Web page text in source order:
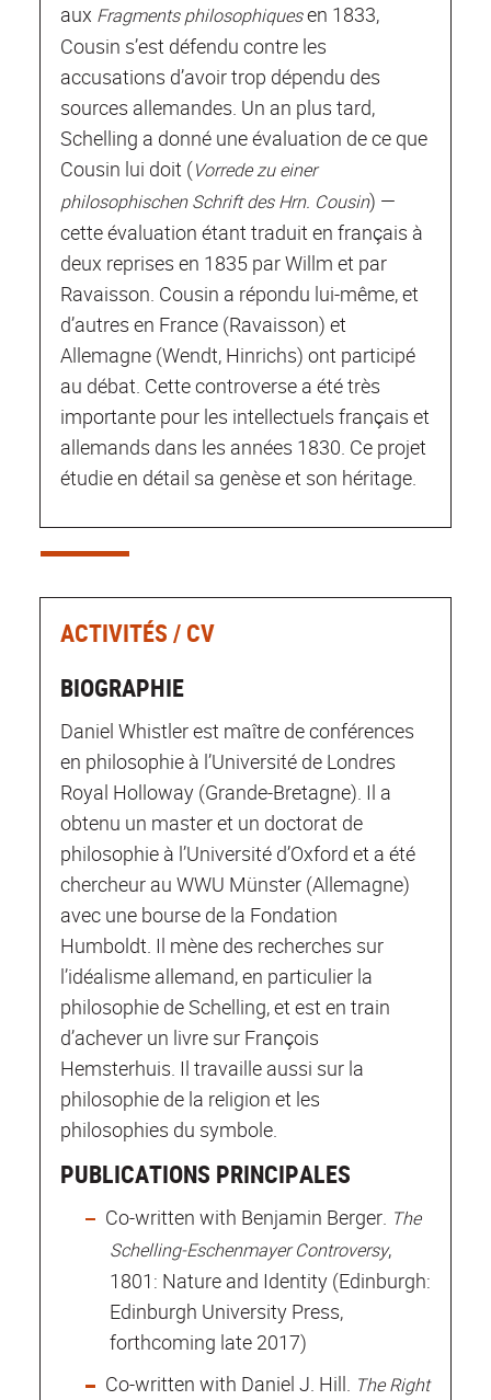
aux Fragments philosophiquesen 1833,
Cousin s’est défendu contre les
accusations d’avoir trop dépendu des
sources allemandes. Un an plus tard,
Schelling a donné une évaluation de ce que
Cousin lui doit (Vorrede zu einer
philosophischen Schrift des Hrn. Cousin) —
cette évaluation étant traduit en français à
deux reprises en 1835 par Willm et par
Ravaisson. Cousin a répondu lui-même, et
d’autres en France (Ravaisson) et
Allemagne (Wendt, Hinrichs) ont participé
au débat. Cette controverse a été très
importante pour les intellectuels français et
allemands dans les années 1830. Ce projet
étudie en détail sa genèse et son héritage.
ACTIVITÉS / CV
BIOGRAPHIE
Daniel Whistler est maître de conférences
en philosophie à l’Université de Londres
Royal Holloway (Grande-Bretagne). Il a
obtenu un master et un doctorat de
philosophie à l’Université d’Oxford et a été
chercheur au WWU Münster (Allemagne)
avec une bourse de la Fondation
Humboldt. Il mène des recherches sur
l’idéalisme allemand, en particulier la
philosophie de Schelling, et est en train
d’achever un livre sur François
Hemsterhuis. Il travaille aussi sur la
philosophie de la religion et les
philosophies du symbole.
PUBLICATIONS PRINCIPALES
Co-written with Benjamin Berger. The
Schelling-Eschenmayer Controversy,
1801: Nature and Identity (Edinburgh:
Edinburgh University Press,
forthcoming late 2017)
Co-written with Daniel J. Hill. The Right